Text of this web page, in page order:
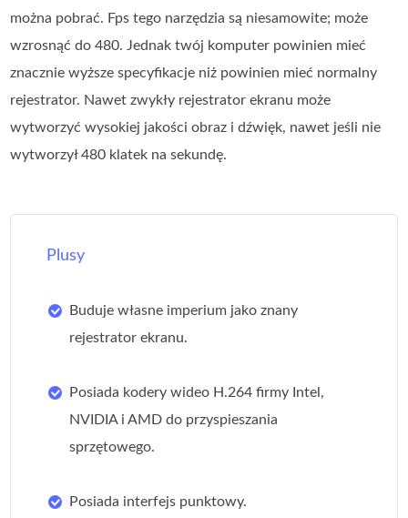
można pobrać. Fps tego narzędzia są niesamowite; może
wzrosnąć do 480. Jednak twój komputer powinien mieć
znacznie wyższe specyfikacje niż powinien mieć normalny
rejestrator. Nawet zwykły rejestrator ekranu może
wytworzyć wysokiej jakości obraz i dźwięk, nawet jeśli nie
wytworzył 480 klatek na sekundę.
Plusy
Buduje własne imperium jako znany
rejestrator ekranu.
Posiada kodery wideo H.264 firmy Intel,
NVIDIA i AMD do przyspieszania
sprzętowego.
Posiada interfejs punktowy.